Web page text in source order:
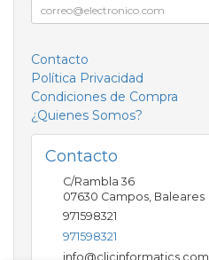
Contacto
Política Privacidad
Condiciones de Compra
¿Quienes Somos?
Contacto
C/Rambla 36
07630 Campos Baleares
971598321
971598321
info@clicinformatics.com